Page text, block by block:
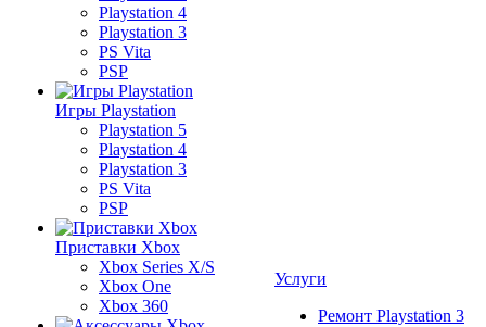
Playstation 4
Playstation 3
PS Vita
PSP
Игры Playstation
Playstation 5
Playstation 4
Playstation 3
PS Vita
PSP
Приставки Xbox
Xbox Series X/S
Xbox One
Xbox 360
Услуги
Ремонт Playstation 3